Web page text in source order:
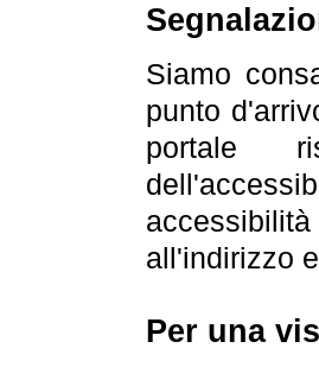
Siamo
punto
portale
all'indirizzo
Per una